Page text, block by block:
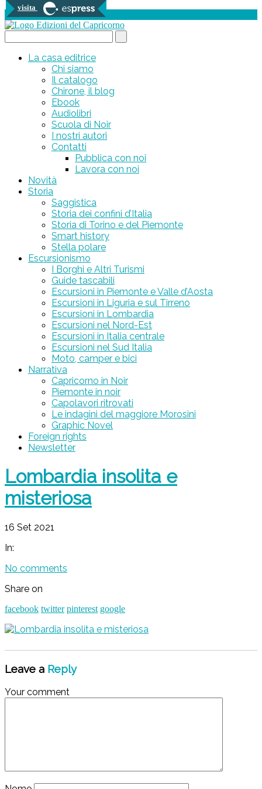
visita
0 prodotti
La casa editrice
Chi siamo
Il catalogo
Chirone, il blog
Ebook
Audiolibri
Scuola di Noir
I nostri autori
Contatti
Pubblica con noi
Lavora con noi
Novità
Storia
Saggistica
Storia dei confini d’Italia
Storia di Torino e del Piemonte
Smart history
Stella polare
Escursionismo
I Borghi e Altri Turismi
Guide tascabili
Escursioni in Piemonte e Valle d’Aosta
Escursioni in Liguria e sul Tirreno
Escursioni in Lombardia
Escursioni nel Nord-Est
Escursioni in Italia centrale
Escursioni nel Sud Italia
Moto, camper e bici
Narrativa
Capricorno in Noir
Piemonte in noir
Capolavori ritrovati
Le indagini del maggiore Morosini
Graphic Novel
Foreign rights
Newsletter
Lombardia insolita e
misteriosa
16 Set 2021
In:
No comments
Share on
facebook twitter pinterest google
Leave a Reply
Your comment